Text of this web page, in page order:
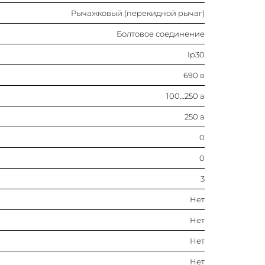
0
Нет
0
Рычажковый (перекидной рычаг)
Болтовое соединение
Ip30
690 в
100…250 а
250 а
0
0
3
Нет
Нет
Нет
Нет